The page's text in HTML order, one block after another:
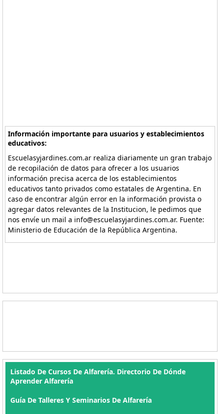
Información importante para usuarios y establecimientos
educativos:
Escuelasyjardines.com.ar realiza diariamente un gran trabajo
de recopilación de datos para ofrecer a los usuarios
información precisa acerca de los establecimientos
educativos tanto privados como estatales de Argentina. En
caso de encontrar algún error en la información provista o
agregar datos relevantes de la Institucion, le pedimos que
nos envíe un mail a info@escuelasyjardines.com.ar. Fuente:
Ministerio de Educación de la República Argentina.
Listado De Cursos De Alfarería. Directorio De Dónde
Aprender Alfarería
Guía De Talleres Y Seminarios De Alfarería